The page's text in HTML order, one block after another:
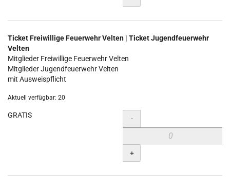
Ticket Freiwillige Feuerwehr Velten | Ticket Jugendfeuerwehr
Velten
Mitglieder Freiwillige Feuerwehr Velten
Mitglieder Jugendfeuerwehr Velten
mit Ausweispflicht
Aktuell verfügbar: 20
GRATIS Menge
-
+